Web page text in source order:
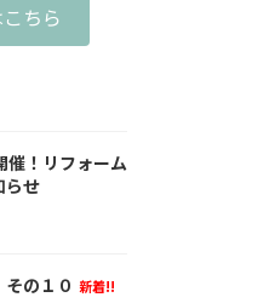
ちら
催！リフォーム
らせ
の１０ 新着!!